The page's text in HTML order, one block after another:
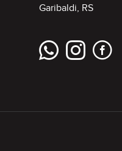
Garibaldi, RS